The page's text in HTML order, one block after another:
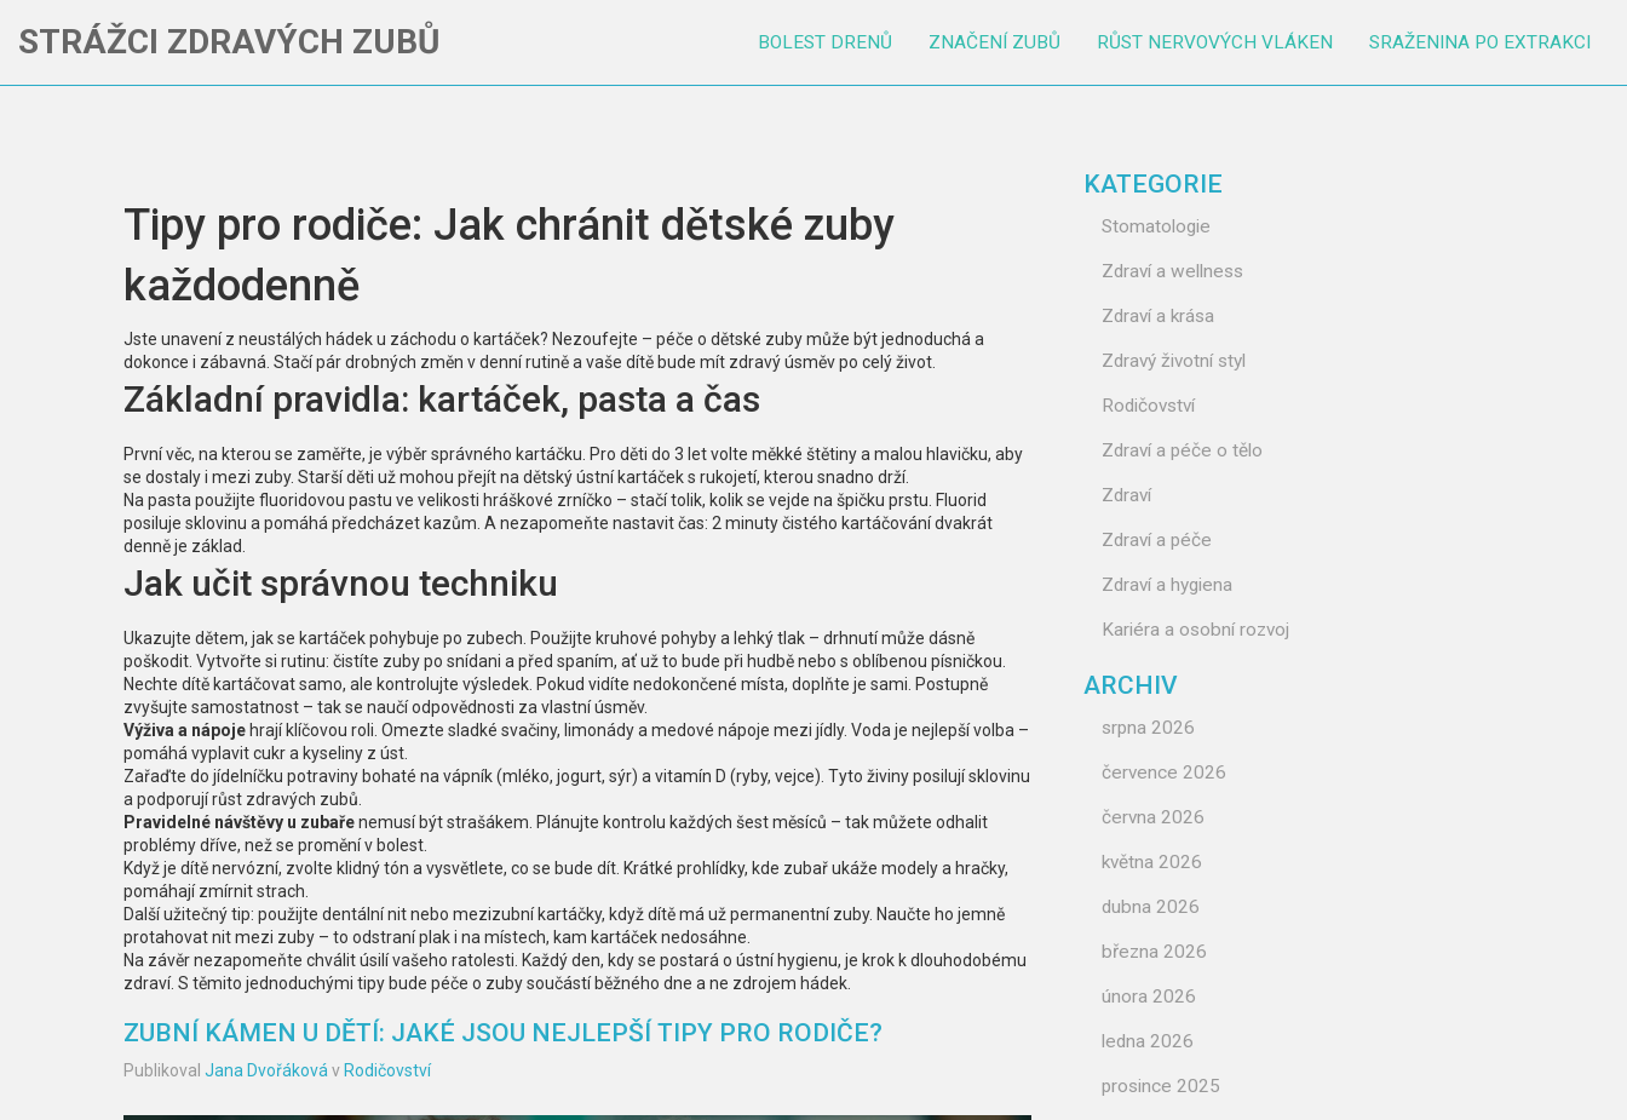
STRÁŽCI ZDRAVÝCH ZUBŮ BOLEST DRENŮ ZNAČENÍ ZUBŮ RŮST NERVOVÝCH VLÁKEN SRAŽENINA PO EXTRAKCI
Tipy pro rodiče: Jak chránit dětské zuby
každodenně
Jste unavení z neustálých hádek u záchodu o kartáček? Nezoufejte – péče o dětské zuby může být jednoduchá a
dokonce i zábavná. Stačí pár drobných změn v denní rutině a vaše dítě bude mít zdravý úsměv po celý život.
Základní pravidla: kartáček, pasta a čas
První věc, na kterou se zaměřte, je výběr správného kartáčku. Pro děti do 3 let volte měkké štětiny a malou hlavičku, aby
se dostaly i mezi zuby. Starší děti už mohou přejít na dětský ústní kartáček s rukojetí, kterou snadno drží.
Na pasta použijte fluoridovou pastu ve velikosti hráškové zrníčko – stačí tolik, kolik se vejde na špičku prstu. Fluorid
posiluje sklovinu a pomáhá předcházet kazům. A nezapomeňte nastavit čas: 2 minuty čistého kartáčování dvakrát
denně je základ.
Jak učit správnou techniku
Ukazujte dětem, jak se kartáček pohybuje po zubech. Použijte kruhové pohyby a lehký tlak – drhnutí může dásně
poškodit. Vytvořte si rutinu: čistíte zuby po snídani a před spaním, ať už to bude při hudbě nebo s oblíbenou písničkou.
Nechte dítě kartáčovat samo, ale kontrolujte výsledek. Pokud vidíte nedokončené místa, doplňte je sami. Postupně
zvyšujte samostatnost – tak se naučí odpovědnosti za vlastní úsměv.
Výživa a nápoje hrají klíčovou roli. Omezte sladké svačiny, limonády a medové nápoje mezi jídly. Voda je nejlepší volba –
pomáhá vyplavit cukr a kyseliny z úst.
Zařaďte do jídelníčku potraviny bohaté na vápník (mléko, jogurt, sýr) a vitamín D (ryby, vejce). Tyto živiny posilují sklovinu
a podporují růst zdravých zubů.
Pravidelné návštěvy u zubařenemusí být strašákem. Plánujte kontrolu každých šest měsíců – tak můžete odhalit
problémy dříve, než se promění v bolest.
Když je dítě nervózní, zvolte klidný tón a vysvětlete, co se bude dít. Krátké prohlídky, kde zubař ukáže modely a hračky,
pomáhají zmírnit strach.
Další užitečný tip: použijte dentální nit nebo mezizubní kartáčky, když dítě má už permanentní zuby. Naučte ho jemně
protahovat nit mezi zuby – to odstraní plak i na místech, kam kartáček nedosáhne.
Na závěr nezapomeňte chválit úsilí vašeho ratolesti. Každý den, kdy se postará o ústní hygienu, je krok k dlouhodobému
zdraví. S těmito jednoduchými tipy bude péče o zuby součástí běžného dne a ne zdrojem hádek.
ZUBNÍ KÁMEN U DĚTÍ: JAKÉ JSOU NEJLEPŠÍ TIPY PRO RODIČE?
Publikoval Jana Dvořáková v Rodičovství
KATEGORIE
Stomatologie
Zdraví a wellness
Zdraví a krása
Zdravý životní styl
Rodičovství
Zdraví a péče o tělo
Zdraví
Zdraví a péče
Zdraví a hygiena
Kariéra a osobní rozvoj
ARCHIV
srpna 2026
července 2026
června 2026
května 2026
dubna 2026
března 2026
února 2026
ledna 2026
prosince 2025